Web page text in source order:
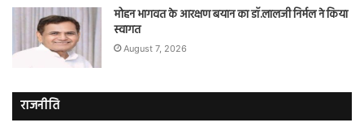
मोहन भागवत के आरक्षण बयान का डॉ.लालजी निर्मल ने किया
स्वागत
August 7, 2026
राजनीति